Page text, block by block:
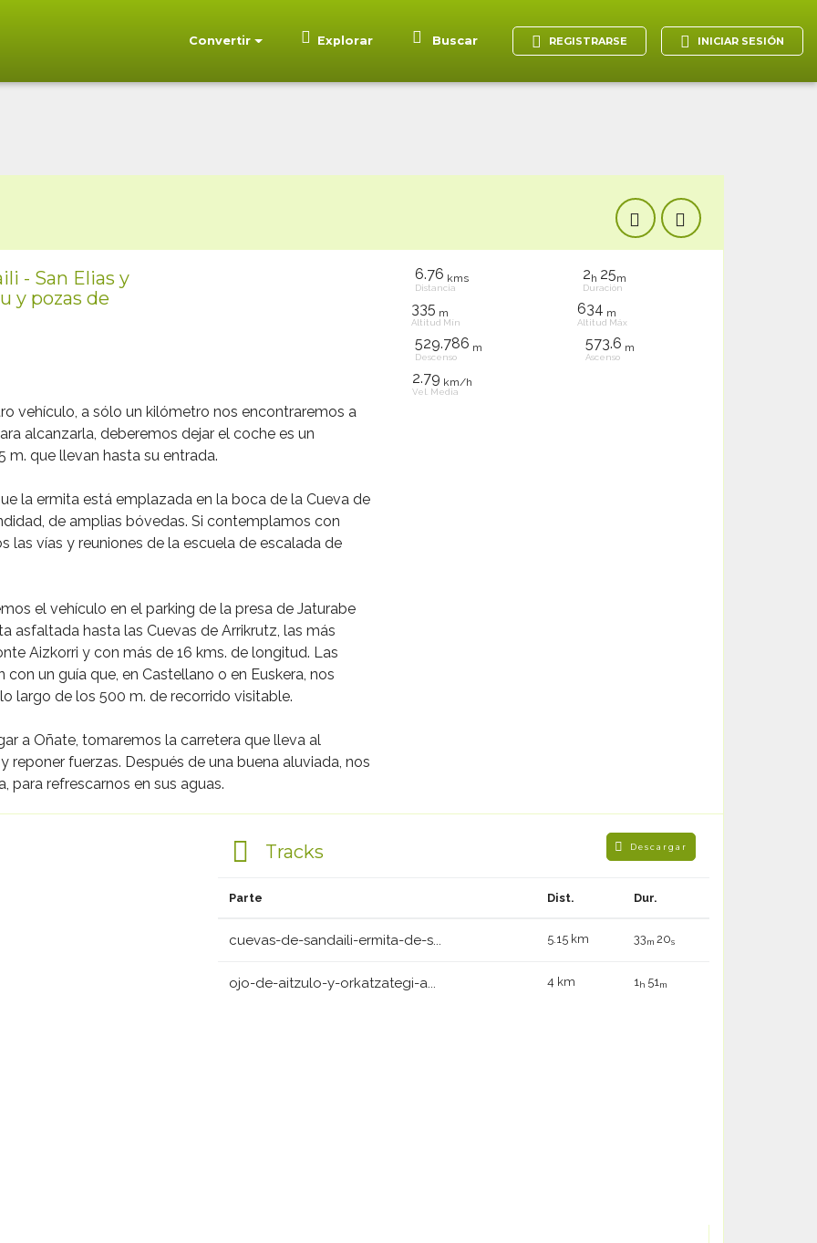
Convertir Explorar Buscar REGISTRARSE INICIAR SESIÓN
- San Elias y
y pozas de
vehículo, a sólo un kilómetro nos encontraremos a
alcanzarla, deberemos dejar el coche es un
m. que llevan hasta su entrada.
la ermita está emplazada en la boca de la Cueva de
de amplias bóvedas. Si contemplamos con
las vías y reuniones de la escuela de escalada de
el vehículo en el parking de la presa de Jaturabe
asfaltada hasta las Cuevas de Arrikrutz, las más
Aizkorri y con más de 16 kms. de longitud. Las
un guía que, en Castellano o en Euskera, nos
largo de los 500 m. de recorrido visitable.
a Oñate, tomaremos la carretera que lleva al
reponer fuerzas. Después de una buena aluviada, nos
para refrescarnos en sus aguas.
6.76 kms
Distancia
2h 25m
Duración
335 m
Altitud Mín
634 m
Altitud Máx
529.786 m
Descenso
573.6 m
Ascenso
2.79 km/h
Vel. Media
Tracks Descargar
Parte Dist. Dur.
cuevas-de-sandaili-ermita-de-s... 5.15 km 33m 20s
ojo-de-aitzulo-y-orkatzategi-a... 4 km 1h 51m